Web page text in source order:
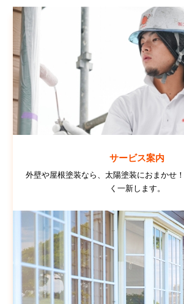
サービス案内
外壁や屋根塗装なら、太陽塗装におまかせ
く一新します。